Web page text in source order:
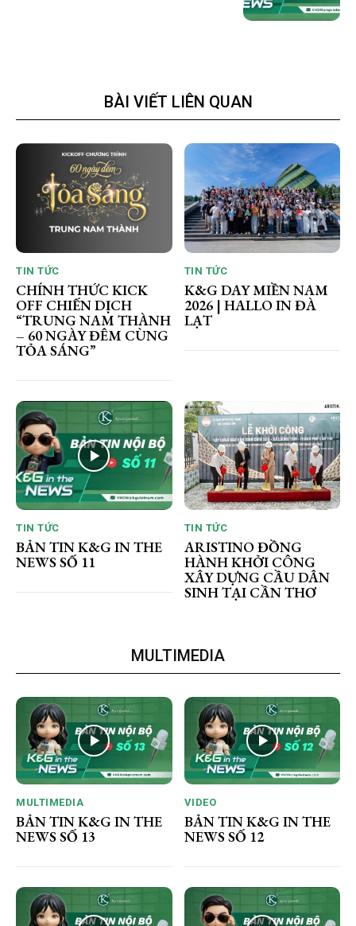
BÀI VIẾT LIÊN QUAN
TIN TỨC
CHÍNH THỨC KICK
OFF CHIẾN DỊCH
“TRUNG NAM THÀNH
– 60 NGÀY ĐÊM CÙNG
TỎA SÁNG”
TIN TỨC
K&G DAY MIỀN NAM
2026 | HALLO IN ĐÀ
LẠT
TIN TỨC
BẢN TIN K&G IN THE
NEWS SỐ 11
TIN TỨC
ARISTINO ĐỒNG
HÀNH KHỞI CÔNG
XÂY DỰNG CẦU DÂN
SINH TẠI CẦN THƠ
MULTIMEDIA
MULTIMEDIA
BẢN TIN K&G IN THE
NEWS SỐ 13
VIDEO
BẢN TIN K&G IN THE
NEWS SỐ 12